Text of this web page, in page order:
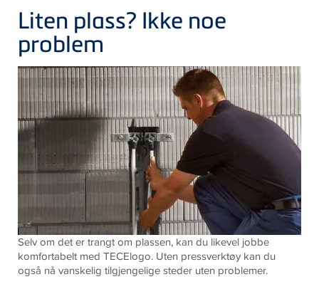
Liten plass? Ikke noe
problem
Selv om det er trangt om plassen, kan du likevel jobbe
komfortabelt med TECElogo. Uten pressverktøy kan du
også nå vanskelig tilgjengelige steder uten problemer.